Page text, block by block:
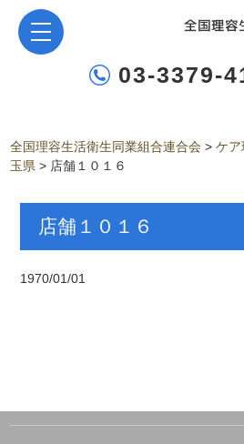
03-3379-
全国理容生活衛生同業組合連合会 >ケ
玉県 > 店舗１０１６
店舗１０１６
1970/01/01